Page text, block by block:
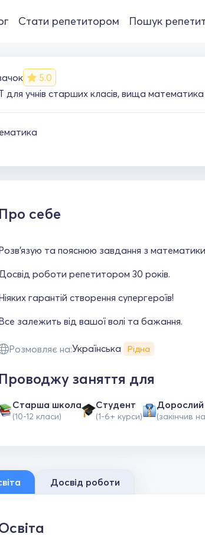
Стати репетитором Пошук
5.0
учнів старших класів, вища математика
Про себе
та пояснюю завдання з математики
роботи репетитором 30 років.
гарантій створення супергероїв!
залежить від вашої волі та бажання.
Розмовляє на:Українська Рідна
Проводжу заняття для
Старша школа
(10-12 класи)
Студент
(1-6+ курси)
Дорослий
(закінчив
Досвід роботи